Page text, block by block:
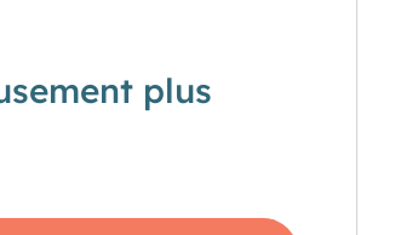
plus